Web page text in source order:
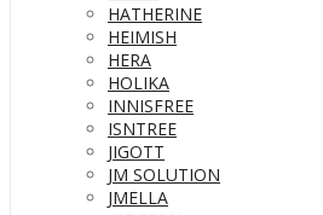
HATHERINE
HEIMISH
HERA
HOLIKA
INNISFREE
ISNTREE
JIGOTT
JM SOLUTION
JMELLA